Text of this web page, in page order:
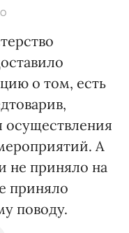
о том, есть
А
не приняло на
приняло
поводу.